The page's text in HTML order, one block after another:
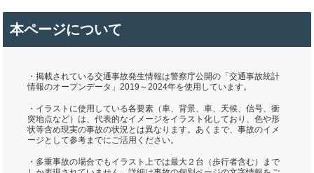
本ページについて
・掲載されている交通事故発生情報は警察庁公開の「交通事故統計
情報のオープンデータ」2019～2024年を使用しています。
・イラストに使用している各要素（車、背景、車、天候、信号、衝
突地点など）は、代表的なイメージをイラスト化しており、色や形
状等含め現実の事故の状況とは異なります。あくまで、事故のイメ
ージとして参考までにご活用ください。
・多重事故の場合でもイラスト上では最大２台（歩行者含む）まで